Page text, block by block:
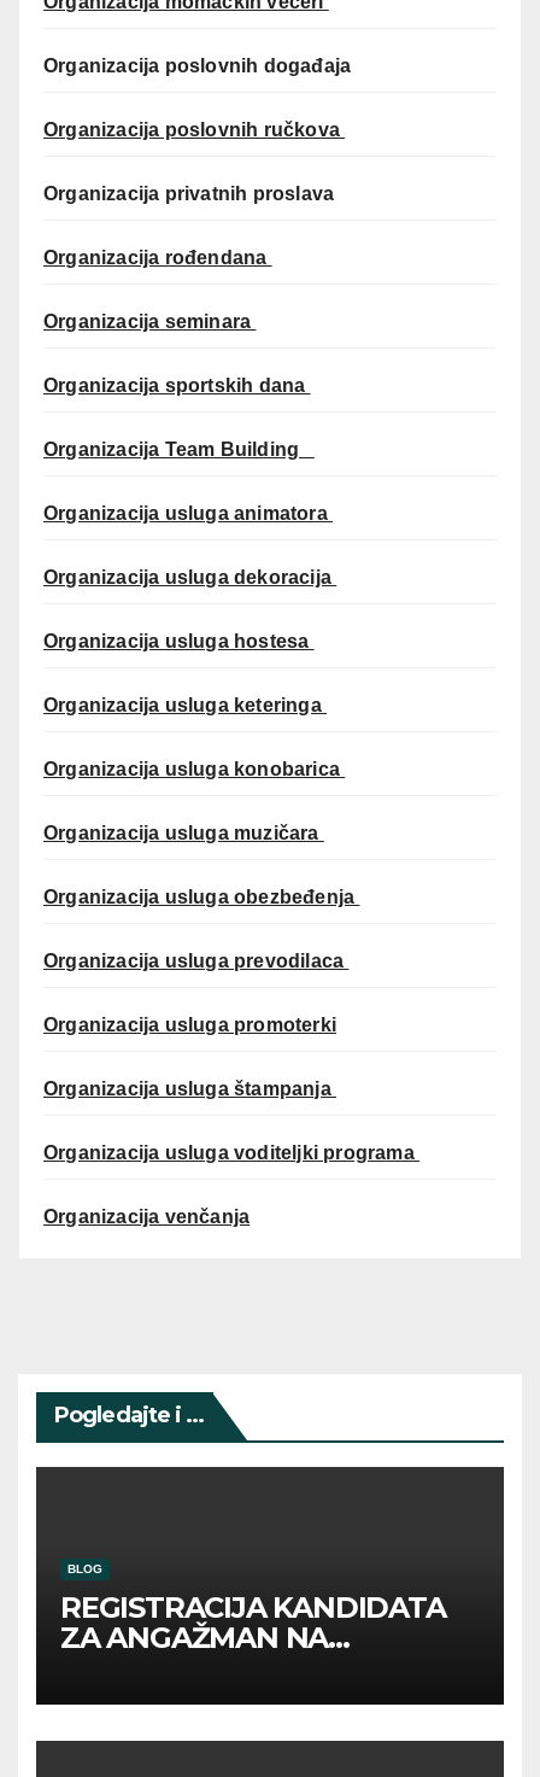
Organizacija poslovnih događaja
Organizacija poslovnih ručkova
Organizacija privatnih proslava
Organizacija rođendana
Organizacija seminara
Organizacija sportskih dana
Organizacija Team Building
Organizacija usluga animatora
Organizacija usluga dekoracija
Organizacija usluga hostesa
Organizacija usluga keteringa
Organizacija usluga konobarica
Organizacija usluga muzičara
Organizacija usluga obezbeđenja
Organizacija usluga prevodilaca
Organizacija usluga promoterki
Organizacija usluga štampanja
Organizacija usluga voditeljki programa
Organizacija venčanja
Pogledajte i ...
BLOG
REGISTRACIJA KANDIDATA
ZA ANGAŽMAN NA